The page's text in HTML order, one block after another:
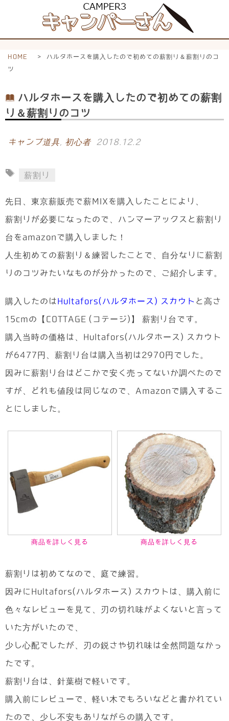
HOME >
ハルタホースを購入したので初めての薪割り＆薪割りのコ
ツ
ハルタホースを購入したので初めての薪割
り＆薪割りのコツ
キャンプ道具 初心者 2018.12.2
薪割り
先日、東京薪販売で薪MIXを購入したことにより、
薪割りが必要になったので、ハンマーアックスと薪割り
台をamazonで購入しました！
人生初めての薪割り＆練習したことで、自分なりに薪割
りのコツみたいなものが分かったので、ご紹介します。
購入したのは Hultafors(ハルタホース) スカウト と高さ
15cmの【COTTAGE (コテージ)】 薪割り台です。
購入当時の価格は、Hultafors(ハルタホース) スカウト
が6477円、薪割り台は購入当初は2970円でした。
因みに薪割り台はどこかで安く売ってないか調べたので
すが、どれも値段は同じなので、Amazonで購入するこ
とにしました。
商品を詳しく見る 商品を詳しく見る
薪割りは初めてなので、庭で練習。
因みにHultafors(ハルタホース) スカウトは、購入前に
色々なレビューを見て、刃の切れ味がよくないと言って
いた方がいたので、
少し心配でしたが、刃の鋭さや切れ味は全然問題なかっ
たです。
薪割り台は、針葉樹で軽いです。
購入前にレビューで、軽い木でもろいなどと書かれてい
たので、少し不安もありながらの購入です。